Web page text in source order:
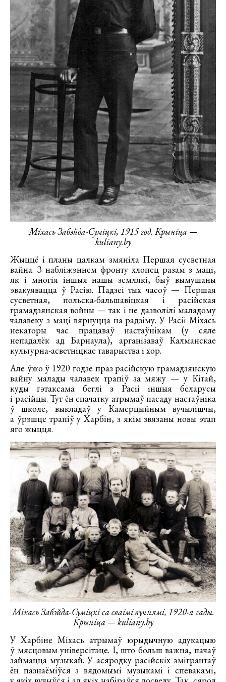
Міхась Забэйда-Суміцкі, 1915 год. Крыніца —
kuliany.by
Жыццё і планы цалкам змяніла Першая сусветная
вайна. З набліжэннем фронту хлопец разам з маці,
як і многія іншыя нашы землякі, быў вымушаны
эвакуявацца ў Расію. Падзеі тых часоў — Першая
сусветная, польска-бальшавіцкая і расійская
грамадзянская войны — так і не дазволілі маладому
чалавеку з маці вярнуцца на радзіму. У Расіі Міхась
некаторы час працаваў настаўнікам (у сяле
непадалёк ад Барнаула), арганізаваў Калманскае
культурна-асветніцкае таварыства і хор.
Але ўжо ў 1920 годзе праз расійскую грамадзянскую
вайну малады чалавек трапіў за мяжу — у Кітай,
куды гэтаксама беглі з Расіі іншыя беларусы
і расійцы. Тут ён спачатку атрымаў пасаду настаўніка
ў школе, выкладаў у Камерцыйным вучылішчы,
а ўрэшце трапіў у Харбін, з якім звязаны новы этап
яго жыцця.
Міхась Забэйда-Суміцкі са сваімі вучнямі, 1920-я гады.
Крыніца — kuliany.by
У Харбіне Міхась атрымаў юрыдычную адукацыю
ў мясцовым універсітэце. І, што больш важна, пачаў
займацца музыкай. У асяродку расійскіх эмігрантаў
ён пазнаёміўся з вядомымі музыкамі і спевакамі,